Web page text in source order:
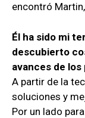
encontró
Él ha sido mi
descubierto
avances de
A partir de la
soluciones y
Por un lado